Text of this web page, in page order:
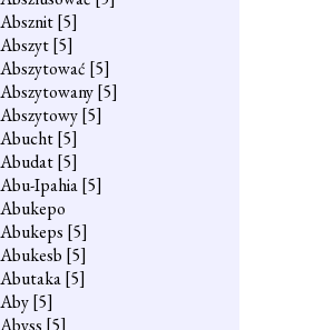
Absznit[5]
Abszyt[5]
Abszytować [5]
Abszytowany[5]
Abszytowy[5]
Abucht[5]
Abudat[5]
Abu-Ipahia[5]
Abukepo
Abukeps [5]
Abukesb [5]
Abutaka[5]
Aby[5]
Abyss [5]